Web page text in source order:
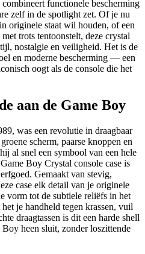
functionele bescherming
zelf in de spotlight zet. Of je nu
originele staat wil houden, of een
trots tentoonstelt, deze crystal
nostalgie en veiligheid. Het is de
en moderne bescherming — een
oogt als de console die het
aan de Game Boy
was een revolutie in draagbaar
scherm, paarse knoppen en
al snel een symbool van een hele
Boy Crystal console case is
Gemaakt van stevig,
case elk detail van je originele
vorm tot de subtiele reliëfs in het
je handheld tegen krassen, vuil
draagtassen is dit een harde shell
heen sluit, zonder loszittende